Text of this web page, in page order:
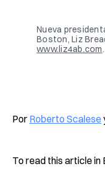
Nueva
www.liz4ab.com.
Por Roberto Scalese
To read this article in